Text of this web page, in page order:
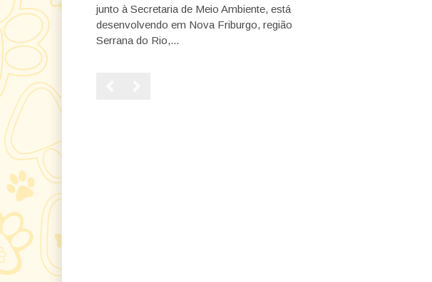
junto à Secretaria de Meio Ambiente, está
desenvolvendo em Nova Friburgo, região
Serrana do Rio,...